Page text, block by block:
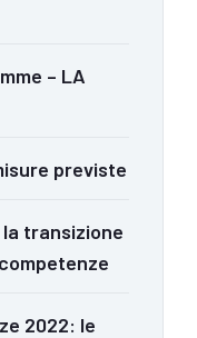
– LA
previste
la transizione
2022: le